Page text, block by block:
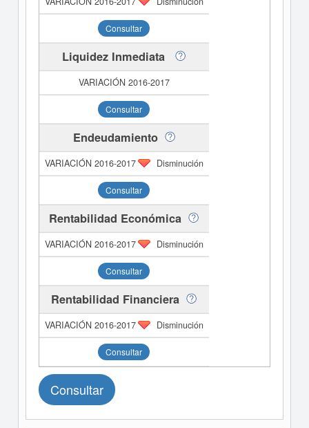
Consultar
Liquidez Inmediata
Consultar
Endeudamiento
Disminución
Consultar
Rentabilidad Económica
Disminución
Consultar
Rentabilidad Financiera
Disminución
Consultar
Consultar